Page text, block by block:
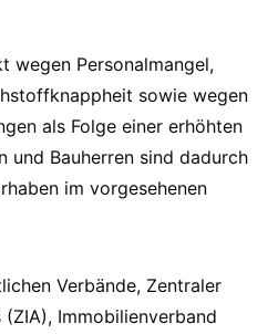
wegen Personalmangel,
sowie wegen
als Folge einer erhöhten
und Bauherren sind dadurch
im vorgesehenen
Verbände, Zentraler
Immobilienverband